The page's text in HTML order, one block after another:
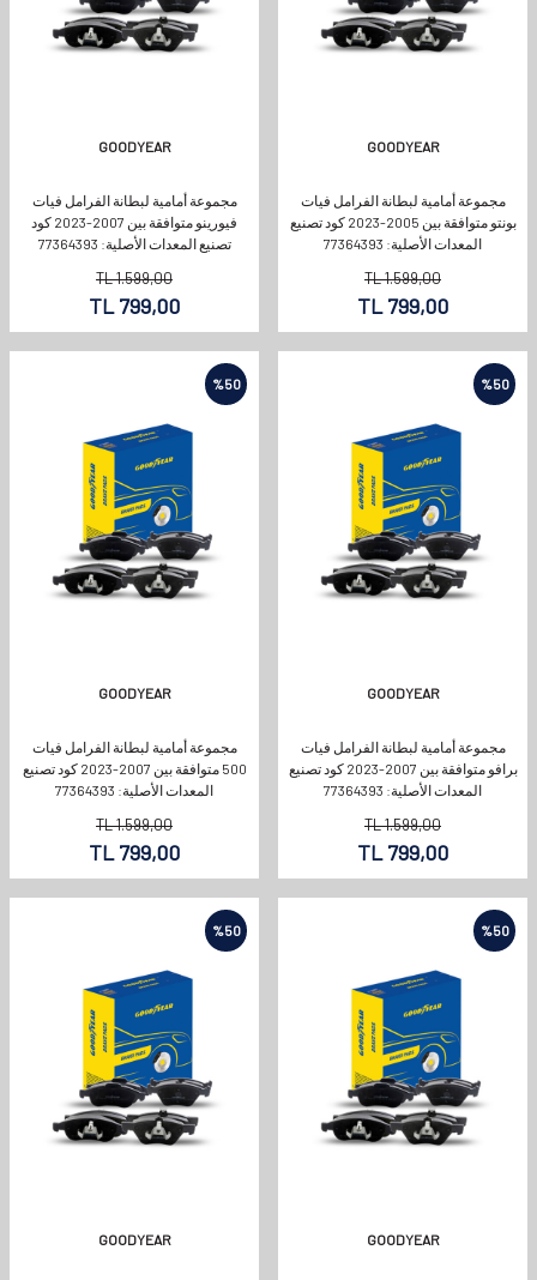
GOODYEAR
مجموعة أمامية لبطانة الفرامل فيات
بونتو متوافقة بين 2005-2023 كود تصنيع
المعدات الأصلية: 77364393
1.599,00
TL
799,00
TL
GOODYEAR
مجموعة أمامية لبطانة الفرامل فيات
فيورينو متوافقة بين 2007-2023 كود
تصنيع المعدات الأصلية: 77364393
1.599,00
TL
799,00
TL
%50
GOODYEAR
مجموعة أمامية لبطانة الفرامل فيات
برافو متوافقة بين 2007-2023 كود تصنيع
المعدات الأصلية: 77364393
1.599,00
TL
799,00
TL
%50
GOODYEAR
مجموعة أمامية لبطانة الفرامل فيات
500 متوافقة بين 2007-2023 كود تصنيع
المعدات الأصلية: 77364393
1.599,00
TL
799,00
TL
%50
GOODYEAR
%50
GOODYEAR